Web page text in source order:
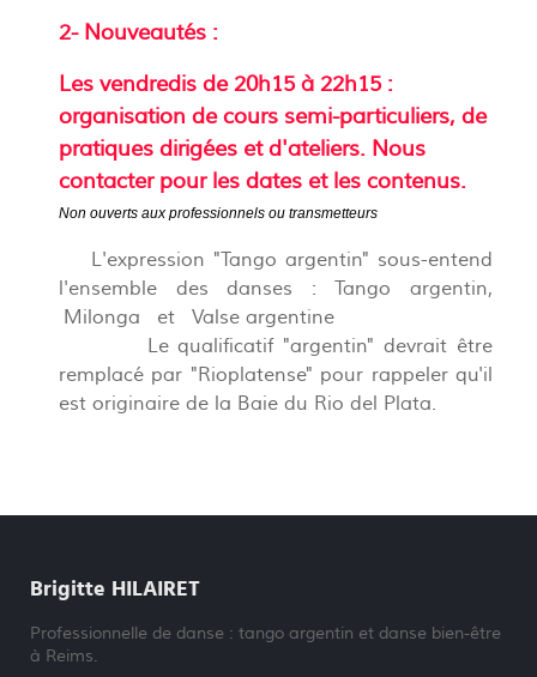
2- Nouveautés :
Les vendredis de 20h15 à 22h15 :
organisation de cours semi-particuliers, de
pratiques dirigées et d'ateliers. Nous
contacter pour les dates et les contenus.
Non ouverts aux professionnels ou transmetteurs
L'expression "Tango argentin" sous-entend
l'ensemble des danses : Tango argentin,
Milonga et Valse argentine
Le qualificatif "argentin" devrait être
remplacé par "Rioplatense" pour rappeler qu'il
est originaire de la Baie du Rio del Plata.
Brigitte HILAIRET
Professionnelle de danse : tango argentin et danse bien-être
à Reims.